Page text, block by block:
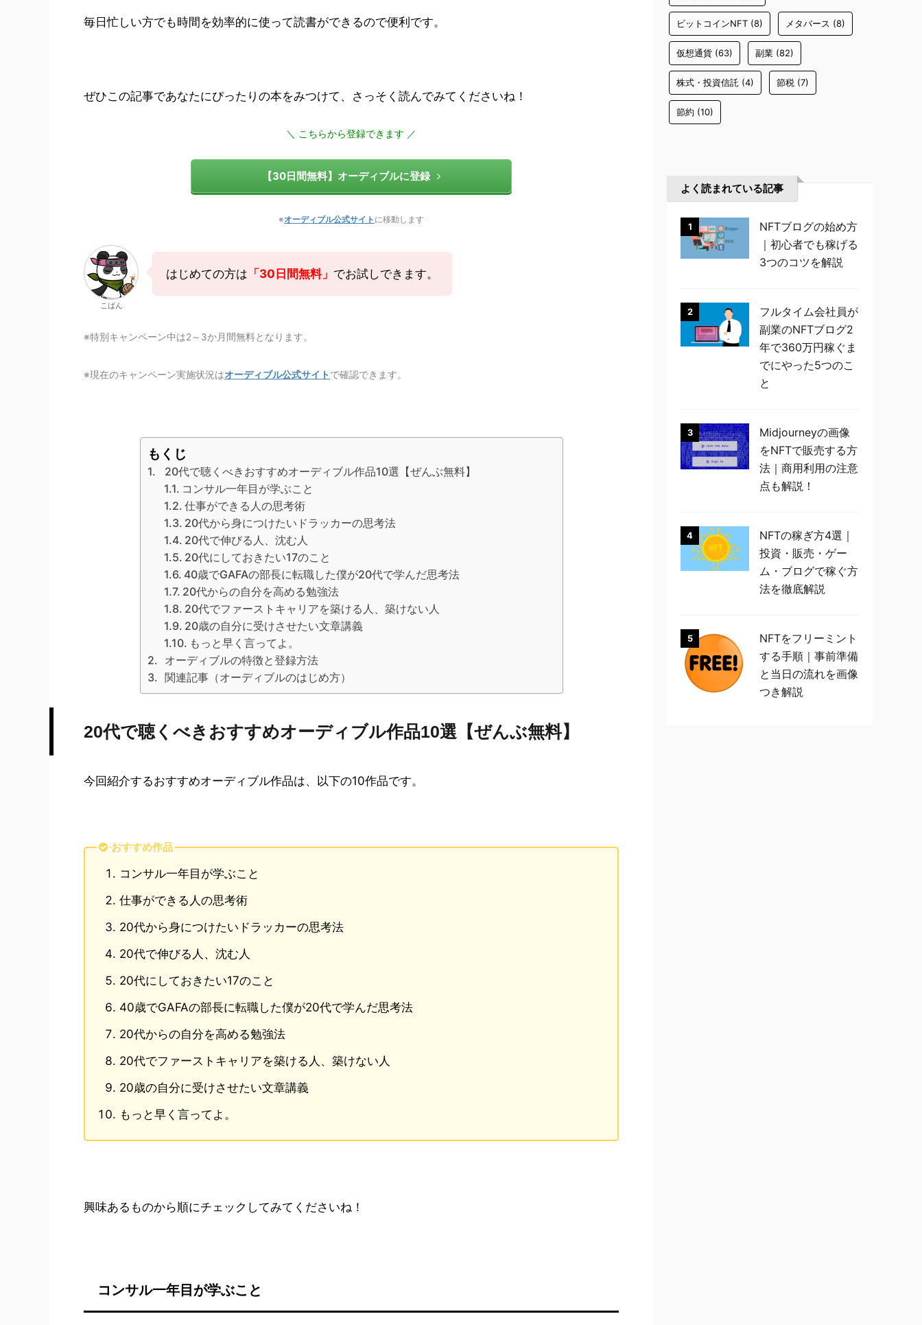
毎日忙しい方でも時間を効率的に使って読書ができるので便利です。
ぜひこの記事であなたにぴったりの本をみつけて、さっそく読んでみてくださいね！
＼ こちらから登録できます ／
【30日間無料】オーディブルに登録
※オーディブル公式サイト に移動します
こばん
はじめての方は 「30日間無料」 でお試しできます。
※特別キャンペーン中は2～3か月間無料となります。
※現在のキャンペーン実施状況はオーディブル公式サイト で確認できます。
もくじ
20代で聴くべきおすすめオーディブル作品10選【ぜんぶ無料】
コンサル一年目が学ぶこと
仕事ができる人の思考術
20代から身につけたいドラッカーの思考法
20代で伸びる人、沈む人
20代にしておきたい17のこと
40歳でGAFAの部長に転職した僕が20代で学んだ思考法
20代からの自分を高める勉強法
20代でファーストキャリアを築ける人、築けない人
20歳の自分に受けさせたい文章講義
もっと早く言ってよ。
オーディブルの特徴と登録方法
関連記事（オーディブルのはじめ方）
20代で聴くべきおすすめオーディブル作品10選【ぜんぶ無料】
今回紹介するおすすめオーディブル作品は、以下の10作品です。
おすすめ作品
コンサル一年目が学ぶこと
仕事ができる人の思考術
20代から身につけたいドラッカーの思考法
20代で伸びる人、沈む人
20代にしておきたい17のこと
40歳でGAFAの部長に転職した僕が20代で学んだ思考法
20代からの自分を高める勉強法
20代でファーストキャリアを築ける人、築けない人
20歳の自分に受けさせたい文章講義
もっと早く言ってよ。
興味あるものから順にチェックしてみてくださいね！
コンサル一年目が学ぶこと
ビットコインNFT (8) メタバース (8)
仮想通貨 (63) 副業 (82)
株式・投資信託 (4) 節税 (7)
節約 (10)
よく読まれている記事
1
NFTブログの始め方
｜初心者でも稼げる
3つのコツを解説
2
フルタイム会社員が
副業のNFTブログ2
年で360万円稼ぐま
でにやった5つのこ
と
3
Midjourneyの画像
をNFTで販売する方
法｜商用利用の注意
点も解説！
4
NFTの稼ぎ方4選｜
投資・販売・ゲー
ム・ブログで稼ぐ方
法を徹底解説
5
NFTをフリーミント
する手順｜事前準備
と当日の流れを画像
つき解説